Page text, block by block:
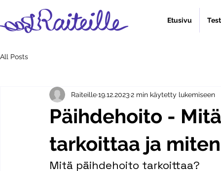
Etusivu
All Posts
Päihdehoito -
tarkoittaa ja
Raiteille19.12.20232 min käytetty lukemiseen
Mitä päihdehoito tarkoittaa?